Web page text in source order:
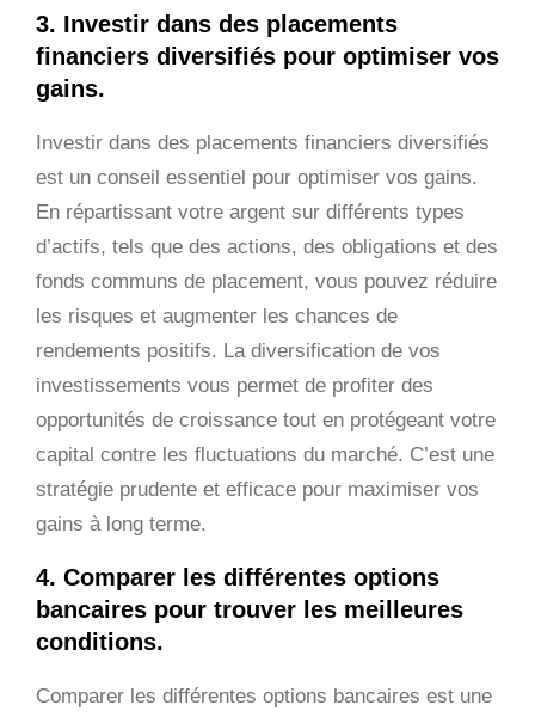
3. Investir dans des placements
financiers diversifiés pour optimiser vos
gains.
Investir dans des placements financiers diversifiés
est un conseil essentiel pour optimiser vos gains.
En répartissant votre argent sur différents types
d’actifs, tels que des actions, des obligations et des
fonds communs de placement, vous pouvez réduire
les risques et augmenter les chances de
rendements positifs. La diversification de vos
investissements vous permet de profiter des
opportunités de croissance tout en protégeant votre
capital contre les fluctuations du marché. C’est une
stratégie prudente et efficace pour maximiser vos
gains à long terme.
4. Comparer les différentes options
bancaires pour trouver les meilleures
conditions.
Comparer les différentes options bancaires est une